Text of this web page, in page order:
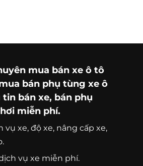
mua bán xe ô tô
bán phụ tùng xe ô
tin bán xe, bán phụ
miễn phí.
vụ xe, độ xe, nâng cấp xe,
vụ xe miễn phí.